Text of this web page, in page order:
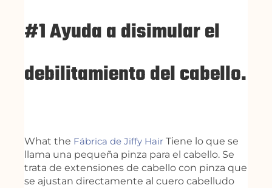
#1 Ayuda a disimular el
debilitamiento del cabello.
What the Fábrica de Jiffy HairTiene lo que se
llama una pequeña pinza para el cabello. Se
trata de extensiones de cabello con pinza que
se ajustan directamente al cuero cabelludo